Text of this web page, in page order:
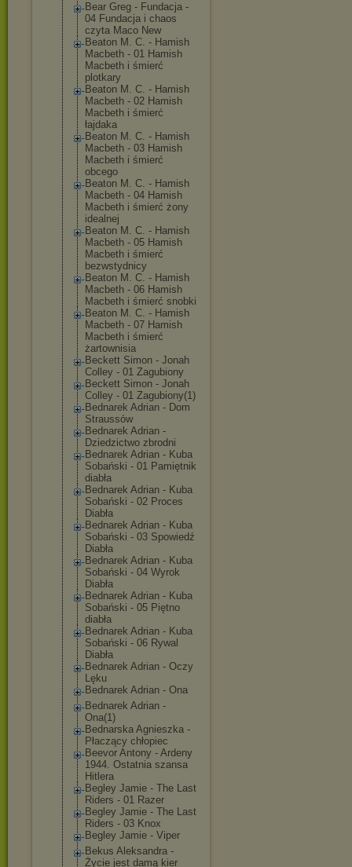
Bear Greg - Fundacja -
04 Fundacja i chaos
czyta Maco New
Beaton M. C. - Hamish
Macbeth - 01 Hamish
Macbeth i śmierć
plotkary
Beaton M. C. - Hamish
Macbeth - 02 Hamish
Macbeth i śmierć
łajdaka
Beaton M. C. - Hamish
Macbeth - 03 Hamish
Macbeth i śmierć
obcego
Beaton M. C. - Hamish
Macbeth - 04 Hamish
Macbeth i śmierć żony
idealnej
Beaton M. C. - Hamish
Macbeth - 05 Hamish
Macbeth i śmierć
bezwstydnicy
Beaton M. C. - Hamish
Macbeth - 06 Hamish
Macbeth i śmierć snobki
Beaton M. C. - Hamish
Macbeth - 07 Hamish
Macbeth i śmierć
żartownisia
Beckett Simon - Jonah
Colley - 01 Zagubiony
Beckett Simon - Jonah
Colley - 01 Zagubiony(1)
Bednarek Adrian - Dom
Straussów
Bednarek Adrian -
Dziedzictwo zbrodni
Bednarek Adrian - Kuba
Sobański - 01 Pamiętnik
diabła
Bednarek Adrian - Kuba
Sobański - 02 Proces
Diabła
Bednarek Adrian - Kuba
Sobański - 03 Spowiedź
Diabła
Bednarek Adrian - Kuba
Sobański - 04 Wyrok
Diabła
Bednarek Adrian - Kuba
Sobański - 05 Piętno
diabła
Bednarek Adrian - Kuba
Sobański - 06 Rywal
Diabła
Bednarek Adrian - Oczy
Lęku
Bednarek Adrian - Ona
Bednarek Adrian -
Ona(1)
Bednarska Agnieszka -
Płaczący chłopiec
Beevor Antony - Ardeny
1944. Ostatnia szansa
Hitlera
Begley Jamie - The Last
Riders - 01 Razer
Begley Jamie - The Last
Riders - 03 Knox
Begley Jamie - Viper
Bekus Aleksandra -
Życie jest damą kier